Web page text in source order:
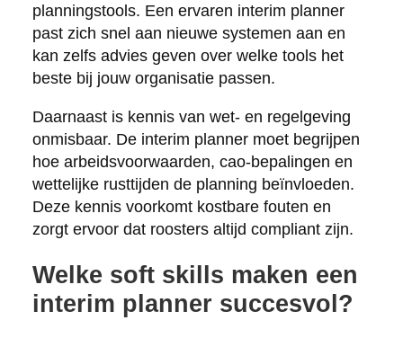
planningstools. Een ervaren interim planner
past zich snel aan nieuwe systemen aan en
kan zelfs advies geven over welke tools het
beste bij jouw organisatie passen.
Daarnaast is kennis van wet- en regelgeving
onmisbaar. De interim planner moet begrijpen
hoe arbeidsvoorwaarden, cao-bepalingen en
wettelijke rusttijden de planning beïnvloeden.
Deze kennis voorkomt kostbare fouten en
zorgt ervoor dat roosters altijd compliant zijn.
Welke soft skills maken een
interim planner succesvol?